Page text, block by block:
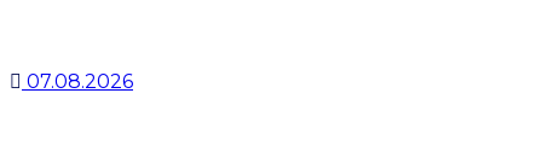
07.08.2026